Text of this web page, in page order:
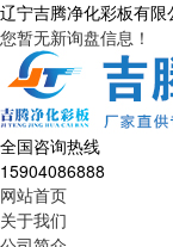
辽宁吉腾净化彩板有
您暂无新询盘信息！
全国咨询热线
15904086888
网站首页
关于我们